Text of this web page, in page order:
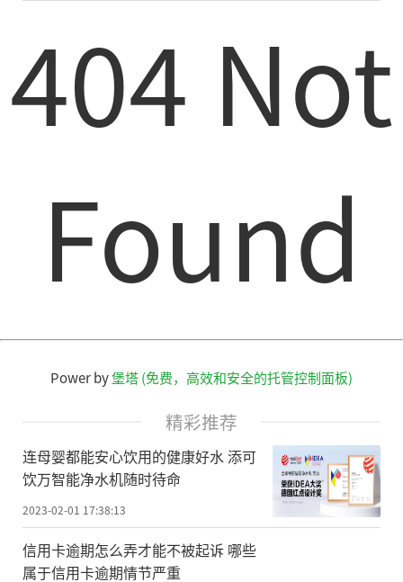
404 Not
Found
Power by堡塔 (免费，高效和安全的托管控制面板)
精彩推荐
连母婴都能安心饮用的健康好水 添可
饮万智能净水机随时待命
2023-02-01 17:38:13
信用卡逾期怎么弄才能不被起诉 哪些
属于信用卡逾期情节严重